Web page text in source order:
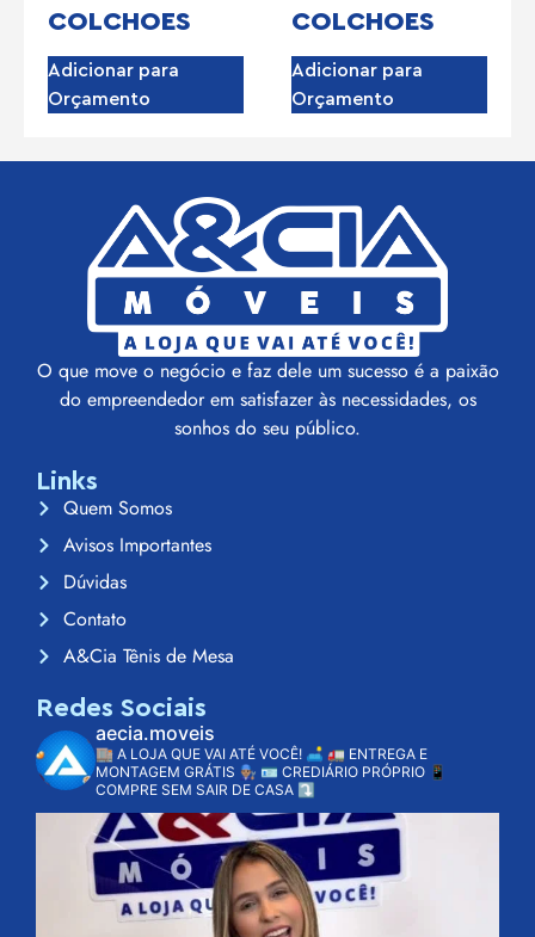
COLCHOES
Adicionar para
Orçamento
COLCHOES
Adicionar para
Orçamento
O que move o negócio e faz dele um sucesso é a paixão
do empreendedor em satisfazer às necessidades, os
sonhos do seu público.
Links
Quem Somos
Avisos Importantes
Dúvidas
Contato
A&Cia Tênis de Mesa
Redes Sociais
aecia.moveis
🏬 A LOJA QUE VAI ATÉ VOCÊ! 🛋️ 🚛 ENTREGA E
MONTAGEM GRÁTIS 👨🏽‍🔧 🪪 CREDIÁRIO PRÓPRIO 📱
COMPRE SEM SAIR DE CASA ⤵️